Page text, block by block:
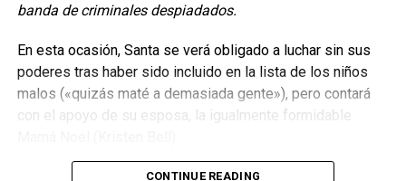
digital.
Locura Warner, ya comenzó y se extenderá hasta el
12 de septiembre, brindará más de 50 títulos a un
precio especial durante 15 días, solo disponibles para
renta.
Siguenos en todas nuestrasredes socialespara
banda de criminales despiadados.
En esta ocasión, Santa se verá obligado a luchar sin sus
poderes tras haber sido incluido en la lista de los niños
malos («quizás maté a demasiada gente»), pero contará
con el apoyo de su esposa, la igualmente formidable
CONTINUE READING